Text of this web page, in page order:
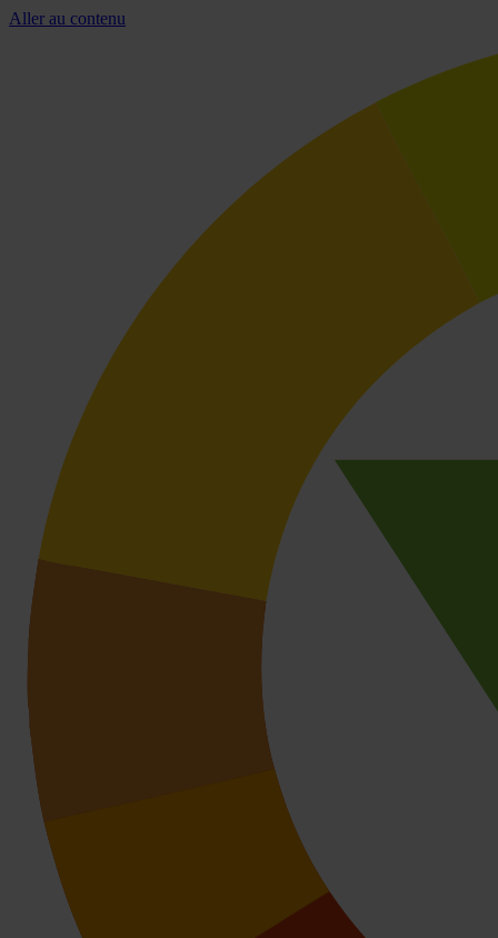
Aller au contenu